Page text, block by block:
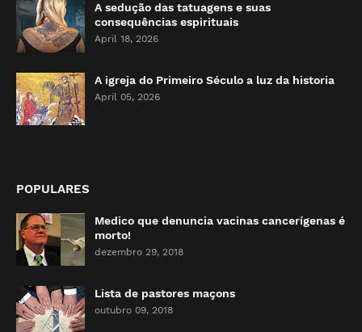
A sedução das tatuagens e suas
consequências espirituais
April 18, 2026
A igreja do Primeiro Século a luz da historia
April 05, 2026
POPULARES
Medico que denuncia vacinas cancerígenas é
morto!
dezembro 29, 2018
Lista de pastores maçons
outubro 09, 2018